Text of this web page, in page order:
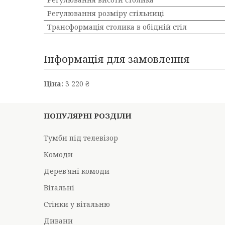
Регулювання розміру стільниці
Трансформація столика в обідній стіл
Інформація для замовлення
Ціна: 3 220 ₴
ПОПУЛЯРНІ РОЗДІЛИ
Тумби під телевізор
Комоди
Дерев'яні комоди
Вітальні
Стінки у вітальню
Дивани